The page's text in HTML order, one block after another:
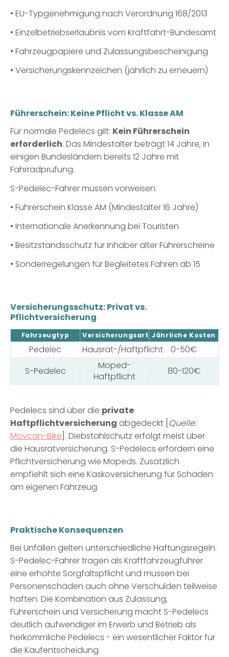
• EU-Typgenehmigung nach Verordnung 168/2013
• Einzelbetriebserlaubnis vom Kraftfahrt-Bundesamt
• Fahrzeugpapiere und Zulassungsbescheinigung
• Versicherungskennzeichen (jährlich zu erneuern)
Führerschein: Keine Pflicht vs. Klasse AM
Für normale Pedelecs gilt: Kein Führerschein
erforderlich. Das Mindestalter beträgt 14 Jahre, in
einigen Bundesländern bereits 12 Jahre mit
Fahrradprüfung.
S-Pedelec-Fahrer müssen vorweisen:
• Führerschein Klasse AM (Mindestalter 16 Jahre)
• Internationale Anerkennung bei Touristen
• Besitzstandsschutz für Inhaber alter Führerscheine
• Sonderregelungen für Begleitetes Fahren ab 15
Versicherungsschutz: Privat vs.
Pflichtversicherung
Fahrzeugtyp Versicherungsart Jährliche Kosten
Pedelec Hausrat-/Haftpflicht
0-50€
S-Pedelec
Moped-
Haftpflicht
80-120€
Pedelecs sind über die private
Haftpflichtversicherung abgedeckt [ Quelle:
Movcan-Bike ]. Diebstahlschutz erfolgt meist über
die Hausratversicherung. S-Pedelecs erfordern eine
Pflichtversicherung wie Mopeds. Zusätzlich
empfiehlt sich eine Kaskoversicherung für Schäden
am eigenen Fahrzeug.
Praktische Konsequenzen
Bei Unfällen gelten unterschiedliche Haftungsregeln.
S-Pedelec-Fahrer tragen als Kraftfahrzeugführer
eine erhöhte Sorgfaltspflichtund müssen bei
Personenschäden auch ohne Verschulden teilweise
haften. Die Kombination aus Zulassung,
Führerschein und Versicherung macht S-Pedelecs
deutlich aufwendiger im Erwerb und Betrieb als
herkömmliche Pedelecs - ein wesentlicher Faktor für
die Kaufentscheidung.